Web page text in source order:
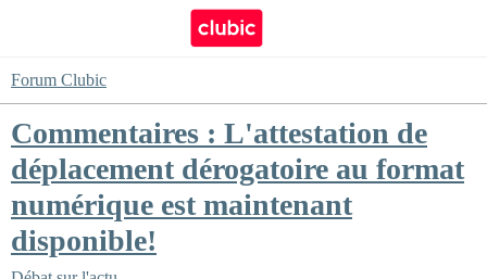
Forum Clubic
Commentaires : L'attestation de
déplacement dérogatoire au format
numérique est maintenant
disponible!